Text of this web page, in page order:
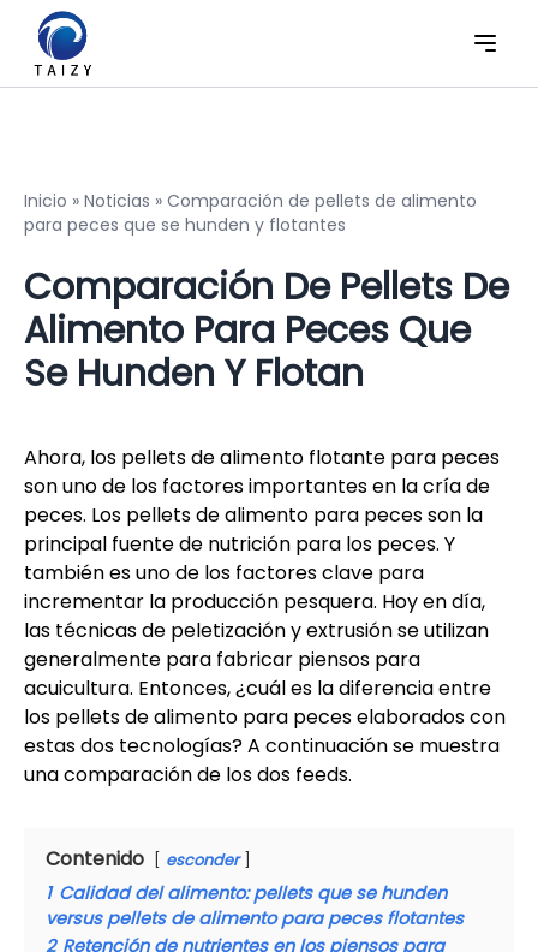
Inicio » Noticias » Comparación de pellets de alimento
para peces que se hunden y flotantes
Comparación De Pellets De
Alimento Para Peces Que
Se Hunden Y Flotan
Ahora, los pellets de alimento flotante para peces
son uno de los factores importantes en la cría de
peces. Los pellets de alimento para peces son la
principal fuente de nutrición para los peces. Y
también es uno de los factores clave para
incrementar la producción pesquera. Hoy en día,
las técnicas de peletización y extrusión se utilizan
generalmente para fabricar piensos para
acuicultura. Entonces, ¿cuál es la diferencia entre
los pellets de alimento para peces elaborados con
estas dos tecnologías? A continuación se muestra
una comparación de los dos feeds.
Contenido esconder
1 Calidad del alimento: pellets que se hunden
versus pellets de alimento para peces flotantes
2 Retención de nutrientes en los piensos para